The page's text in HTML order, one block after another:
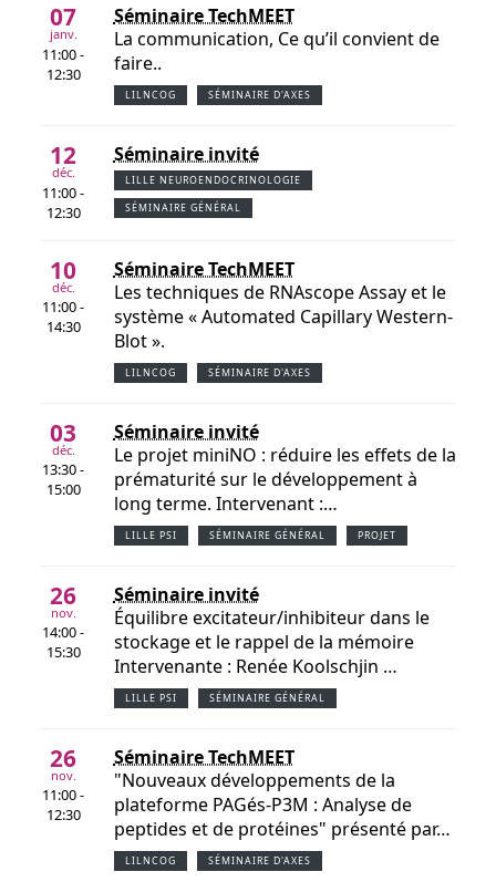
07
janv.
11:00 -
12:30
Séminaire TechMEET
La communication, Ce qu’il convient de
faire..
LILNCOG SÉMINAIRE D'AXES
12
déc.
11:00 -
12:30
Séminaire invité
LILLE NEUROENDOCRINOLOGIE
SÉMINAIRE GÉNÉRAL
10
déc.
11:00 -
14:30
Séminaire TechMEET
Les techniques de RNAscope Assay et le
système « Automated Capillary Western-
Blot ».
LILNCOG SÉMINAIRE D'AXES
03
déc.
13:30 -
15:00
Séminaire invité
Le projet miniNO : réduire les effets de la
prématurité sur le développement à
long terme. Intervenant :…
LILLE PSI SÉMINAIRE GÉNÉRAL PROJET
26
nov.
14:00 -
15:30
Séminaire invité
Équilibre excitateur/inhibiteur dans le
stockage et le rappel de la mémoire
Intervenante : Renée Koolschjin …
LILLE PSI SÉMINAIRE GÉNÉRAL
26
nov.
11:00 -
12:30
Séminaire TechMEET
"Nouveaux développements de la
plateforme PAGés-P3M : Analyse de
peptides et de protéines" présenté par…
LILNCOG SÉMINAIRE D'AXES